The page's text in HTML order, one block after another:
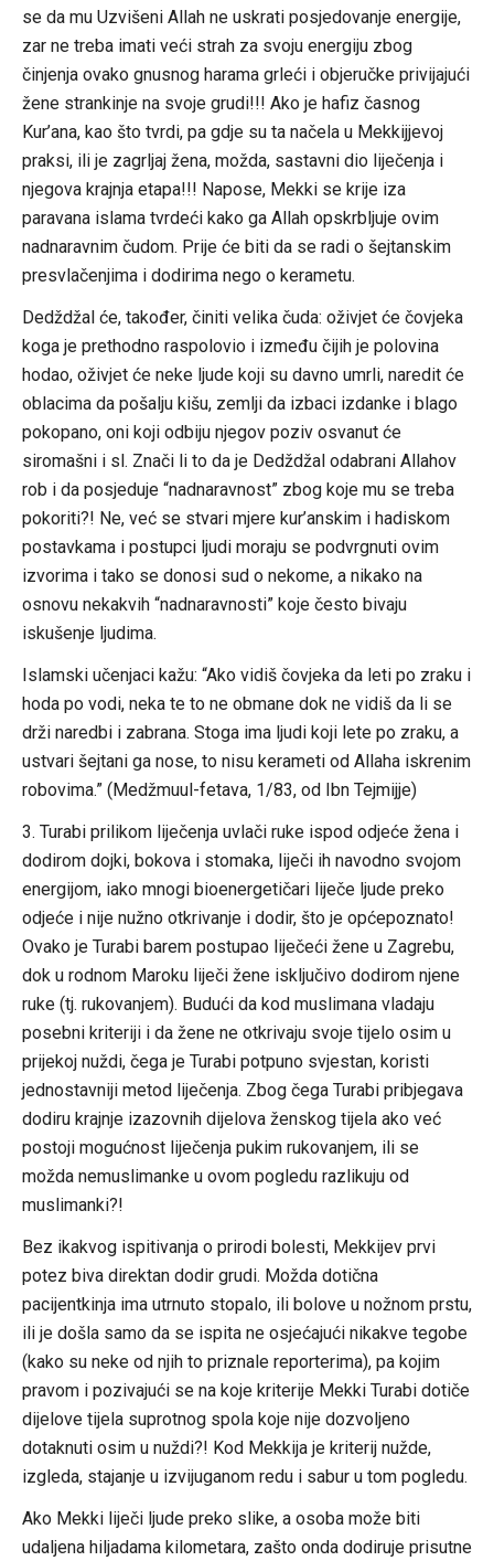
se da mu Uzvišeni Allah ne uskrati posjedovanje energije,
zar ne treba imati veći strah za svoju energiju zbog
činjenja ovako gnusnog harama grleći i objeručke privijajući
žene strankinje na svoje grudi!!! Ako je hafiz časnog
Kur’ana, kao što tvrdi, pa gdje su ta načela u Mekkijjevoj
praksi, ili je zagrljaj žena, možda, sastavni dio liječenja i
njegova krajnja etapa!!! Napose, Mekki se krije iza
paravana islama tvrdeći kako ga Allah opskrbljuje ovim
nadnaravnim čudom. Prije će biti da se radi o šejtanskim
presvlačenjima i dodirima nego o kerametu.
Dedždžal će, također, činiti velika čuda: oživjet će čovjeka
koga je prethodno raspolovio i između čijih je polovina
hodao, oživjet će neke ljude koji su davno umrli, naredit će
oblacima da pošalju kišu, zemlji da izbaci izdanke i blago
pokopano, oni koji odbiju njegov poziv osvanut će
siromašni i sl. Znači li to da je Dedždžal odabrani Allahov
rob i da posjeduje “nadnaravnost” zbog koje mu se treba
pokoriti?! Ne, već se stvari mjere kur’anskim i hadiskom
postavkama i postupci ljudi moraju se podvrgnuti ovim
izvorima i tako se donosi sud o nekome, a nikako na
osnovu nekakvih “nadnaravnosti” koje često bivaju
iskušenje ljudima.
Islamski učenjaci kažu: “Ako vidiš čovjeka da leti po zraku i
hoda po vodi, neka te to ne obmane dok ne vidiš da li se
drži naredbi i zabrana. Stoga ima ljudi koji lete po zraku, a
ustvari šejtani ga nose, to nisu kerameti od Allaha iskrenim
robovima.” (Medžmuul-fetava, 1/83, od Ibn Tejmijje)
3. Turabi prilikom liječenja uvlači ruke ispod odjeće žena i
dodirom dojki, bokova i stomaka, liječi ih navodno svojom
energijom, iako mnogi bioenergetičari liječe ljude preko
odjeće i nije nužno otkrivanje i dodir, što je općepoznato!
Ovako je Turabi barem postupao liječeći žene u Zagrebu,
dok u rodnom Maroku liječi žene isključivo dodirom njene
ruke (tj. rukovanjem). Budući da kod muslimana vladaju
posebni kriteriji i da žene ne otkrivaju svoje tijelo osim u
prijekoj nuždi, čega je Turabi potpuno svjestan, koristi
jednostavniji metod liječenja. Zbog čega Turabi pribjegava
dodiru krajnje izazovnih dijelova ženskog tijela ako već
postoji mogućnost liječenja pukim rukovanjem, ili se
možda nemuslimanke u ovom pogledu razlikuju od
muslimanki?!
Bez ikakvog ispitivanja o prirodi bolesti, Mekkijev prvi
potez biva direktan dodir grudi. Možda dotična
pacijentkinja ima utrnuto stopalo, ili bolove u nožnom prstu,
ili je došla samo da se ispita ne osjećajući nikakve tegobe
(kako su neke od njih to priznale reporterima), pa kojim
pravom i pozivajući se na koje kriterije Mekki Turabi dotiče
dijelove tijela suprotnog spola koje nije dozvoljeno
dotaknuti osim u nuždi?! Kod Mekkija je kriterij nužde,
izgleda, stajanje u izvijuganom redu i sabur u tom pogledu.
Ako Mekki liječi ljude preko slike, a osoba može biti
udaljena hiljadama kilometara, zašto onda dodiruje prisutne